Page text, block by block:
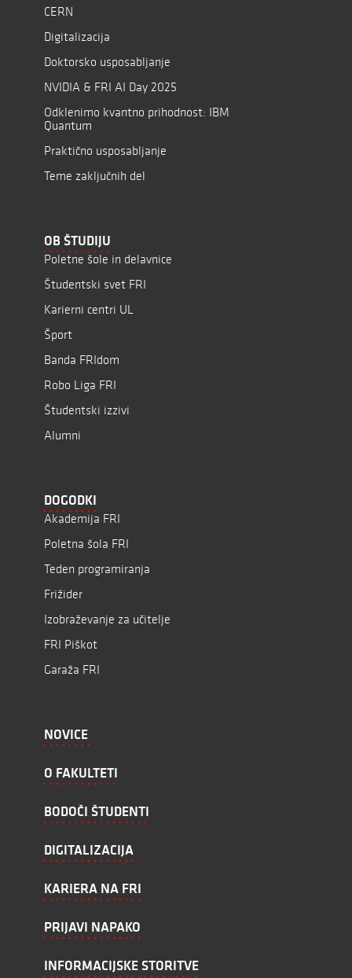
CERN
Digitalizacija
Doktorsko usposabljanje
NVIDIA & FRI AI Day 2025
Odklenimo kvantno prihodnost: IBM
Quantum
Praktično usposabljanje
Teme zaključnih del
OB ŠTUDIJU
Poletne šole in delavnice
Študentski svet FRI
Karierni centri UL
Šport
Banda FRIdom
Robo Liga FRI
Študentski izzivi
Alumni
DOGODKI
Akademija FRI
Poletna šola FRI
Teden programiranja
Frižider
Izobraževanje za učitelje
FRI Piškot
Garaža FRI
NOVICE
O FAKULTETI
BODOČI ŠTUDENTI
DIGITALIZACIJA
KARIERA NA FRI
PRIJAVI NAPAKO
INFORMACIJSKE STORITVE